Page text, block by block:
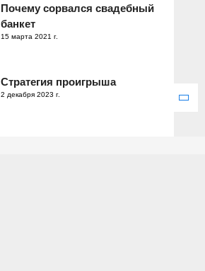
Почему сорвался свадебный
банкет
15 марта 2021 г.
Стратегия проигрыша
2 декабря 2023 г.